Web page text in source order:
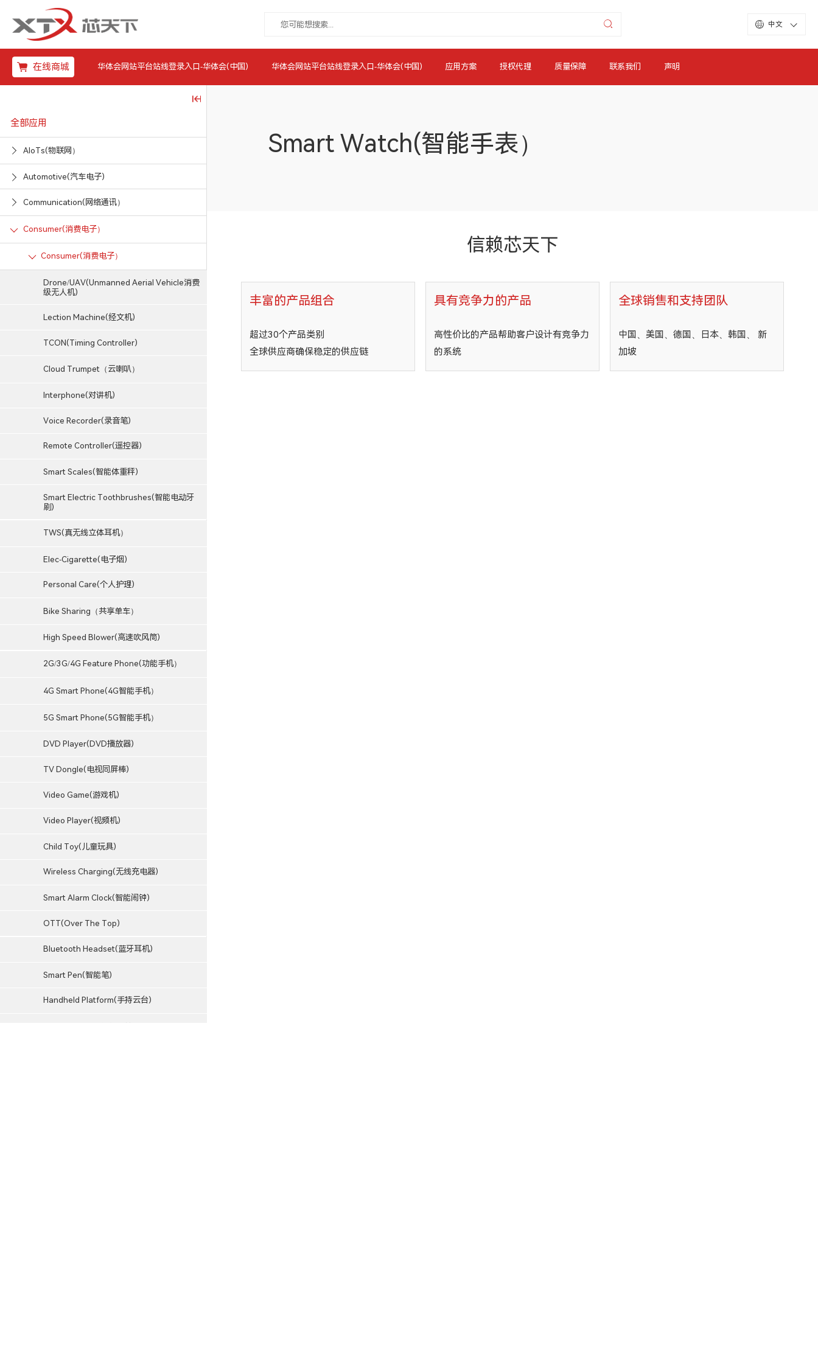
中文
在线商城 华体会网站平台站线登录入口-华体会(中国) 华体会网站平台站线登录入口-华体会(中国) 应用方案 授权代理 质量保障 联系我们 声明
全部应用
AIoTs(物联网）
Automotive(汽车电子)
Communication(网络通讯）
Consumer(消费电子）
Consumer(消费电子）
Drone/UAV(Unmanned Aerial Vehicle消费
级无人机)
Lection Machine(经文机)
TCON(Timing Controller)
Cloud Trumpet（云喇叭）
Interphone(对讲机)
Voice Recorder(录音笔)
Remote Controller(遥控器)
Smart Scales(智能体重秤)
Smart Electric Toothbrushes(智能电动牙
刷)
TWS(真无线立体耳机）
Elec-Cigarette(电子烟)
Personal Care(个人护理)
Bike Sharing（共享单车）
High Speed Blower(高速吹风筒)
2G/3G/4G Feature Phone(功能手机）
4G Smart Phone(4G智能手机）
5G Smart Phone(5G智能手机）
DVD Player(DVD播放器)
TV Dongle(电视同屏棒)
Video Game(游戏机)
Video Player(视频机)
Child Toy(儿童玩具)
Wireless Charging(无线充电器)
Smart Alarm Clock(智能闹钟)
OTT(Over The Top)
Bluetooth Headset(蓝牙耳机)
Smart Pen(智能笔)
Handheld Platform(手持云台)
Smart Watch(智能手表）
信赖芯天下
丰富的产品组合
超过30个产品类别
全球供应商确保稳定的供应链
具有竞争力的产品
高性价比的产品帮助客户设计有竞争力
的系统
全球销售和支持团队
中国、美国、德国、日本、韩国、 新
加坡